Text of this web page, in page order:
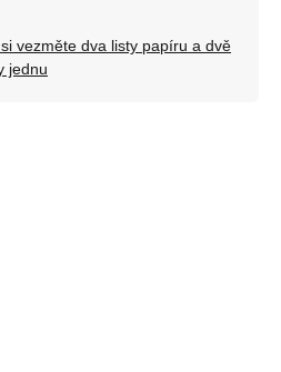
vezměte dva listy papíru a dvě
jednu